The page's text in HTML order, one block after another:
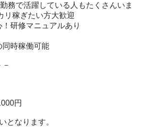
務で活躍している人もたくさんいま
リ稼ぎたい方大歓迎
研修マニュアルあり
同時稼働可能
円
となります。